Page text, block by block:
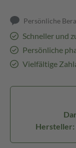
Persönliche
Schneller und
Persönliche
Vielfältige
Hersteller: